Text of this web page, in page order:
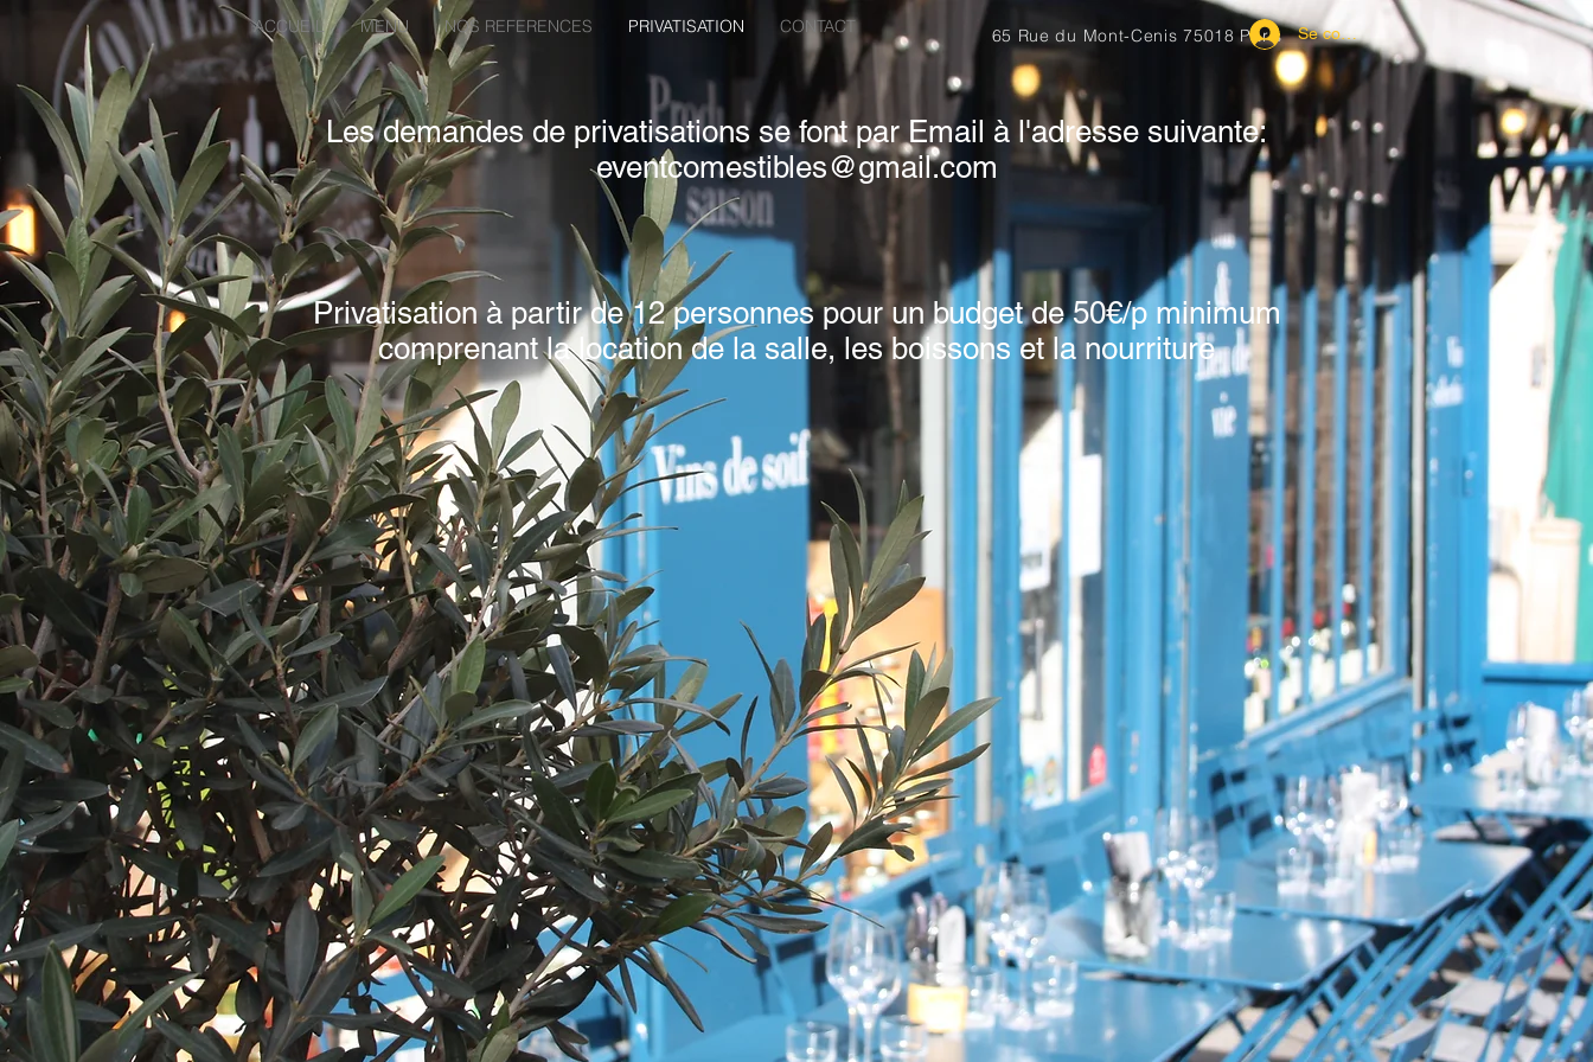
65 Rue du Mont-Cenis 75018 Paris Se connecter
ACCUEIL MENU NOS REFERENCES PRIVATISATION CONTACT
Les demandes de privatisations se font par Email à l'adresse suivante:
eventcomestibles@gmail.com
Privatisation à partir de 12 personnes pour un budget de 50€/p minimum
comprenant la location de la salle, les boissons et la nourriture